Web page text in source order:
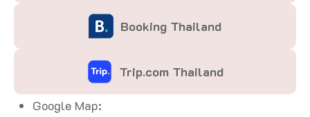
Booking Thailand
Trip.com Thailand
Google Map: